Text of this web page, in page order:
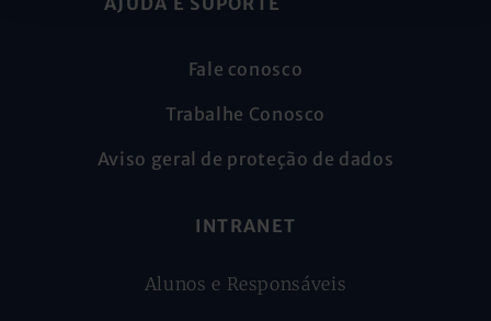
Fale conosco
Trabalhe Conosco
Aviso geral de proteção de dados
INTRANET
Alunos e Responsáveis